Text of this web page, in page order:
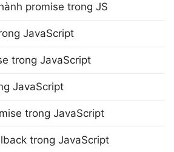
promise trong JS
JavaScript
trong JavaScript
JavaScript
trong JavaScript
trong JavaScript